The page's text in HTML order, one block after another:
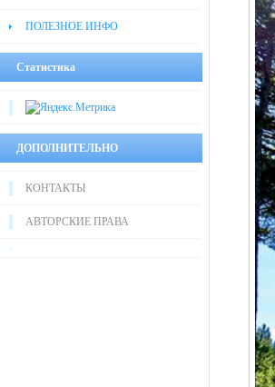
ПОЛЕЗНОЕ ИНФО
Статистика
ДОПОЛНИТЕЛЬНО
КОНТАКТЫ
АВТОРСКИЕ ПРАВА